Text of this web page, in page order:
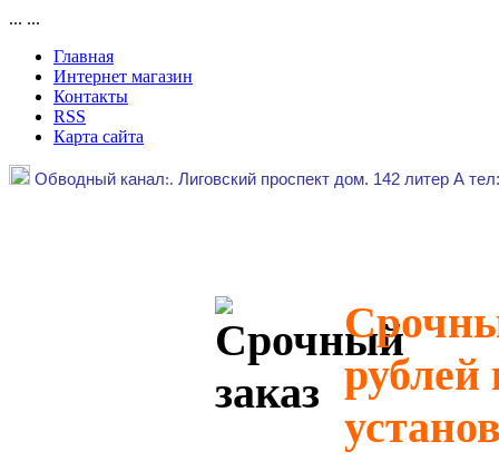
... ...
Главная
Интернет магазин
Контакты
RSS
Карта сайта
Обводный канал:. Лиговский проспект дом. 142 литер А
рублей